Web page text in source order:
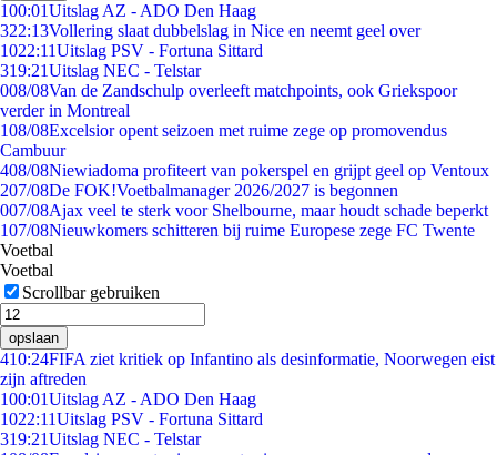
100:01Uitslag AZ - ADO Den Haag
322:13Vollering slaat dubbelslag in Nice en neemt geel over
1022:11Uitslag PSV - Fortuna Sittard
319:21Uitslag NEC - Telstar
008/08Van de Zandschulp overleeft matchpoints, ook Griekspoor
verder in Montreal
108/08Excelsior opent seizoen met ruime zege op promovendus
Cambuur
408/08Niewiadoma profiteert van pokerspel en grijpt geel op Ventoux
207/08De FOK!Voetbalmanager 2026/2027 is begonnen
007/08Ajax veel te sterk voor Shelbourne, maar houdt schade beperkt
107/08Nieuwkomers schitteren bij ruime Europese zege FC Twente
Voetbal
Voetbal
Scrollbar gebruiken
opslaan
410:24FIFA ziet kritiek op Infantino als desinformatie, Noorwegen eist
zijn aftreden
100:01Uitslag AZ - ADO Den Haag
1022:11Uitslag PSV - Fortuna Sittard
319:21Uitslag NEC - Telstar